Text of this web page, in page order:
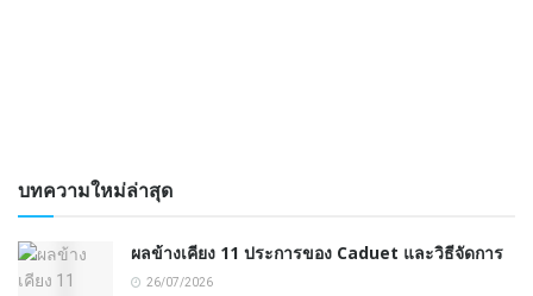
บทความใหม่ล่าสุด
ผลข้างเคียง 11 ประการของ Caduet และวิธีจัดการ
26/07/2026